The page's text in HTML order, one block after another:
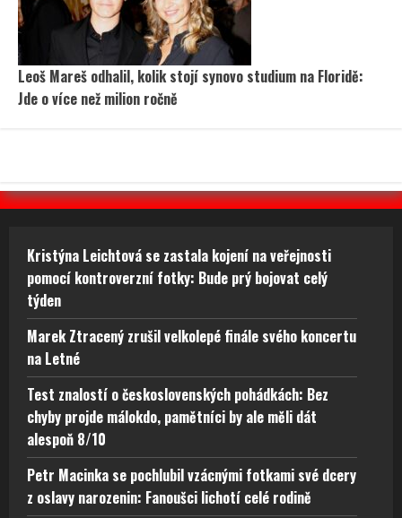
Leoš Mareš odhalil, kolik stojí synovo studium na Floridě:
Jde o více než milion ročně
Kristýna Leichtová se zastala kojení na veřejnosti
pomocí kontroverzní fotky: Bude prý bojovat celý
týden
Marek Ztracený zrušil velkolepé finále svého koncertu
na Letné
Test znalostí o československých pohádkách: Bez
chyby projde málokdo, pamětníci by ale měli dát
alespoň 8/10
Petr Macinka se pochlubil vzácnými fotkami své dcery
z oslavy narozenin: Fanoušci lichotí celé rodině